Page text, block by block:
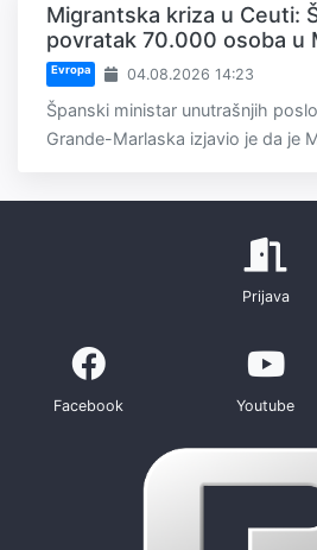
Migrantska kriza u Ceuti:
povratak 70.000 osoba u
Evropa 04.08.2026 14:23
Španski ministar unutrašnjih
Grande-Marlaska izjavio je da je
Prijava
Facebook Youtube